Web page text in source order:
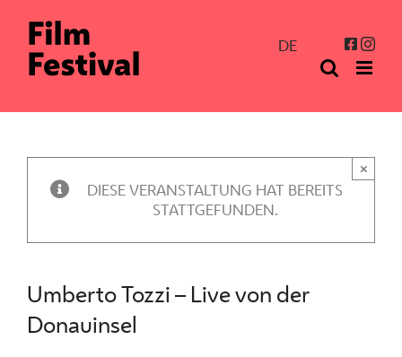
Inhalt
springen
DE
DIESE VERANSTALTUNG HAT BEREITS
STATTGEFUNDEN.
×
Umberto Tozzi – Live von der
Donauinsel